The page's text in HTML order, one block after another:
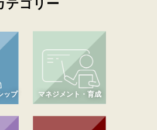
テゴリー
ップ マネジメント・育成